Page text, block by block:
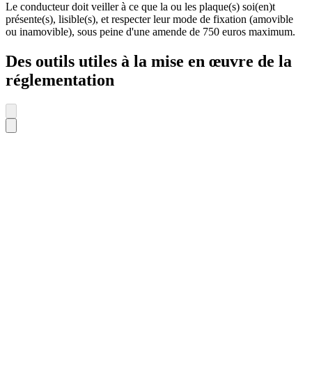
Le conducteur doit veiller à ce que la ou les plaque(s) soi(en)t
présente(s), lisible(s), et respecter leur mode de fixation (amovible
ou inamovible), sous peine d'une amende de 750 euros maximum.
Des outils utiles à la mise en œuvre de la
réglementation